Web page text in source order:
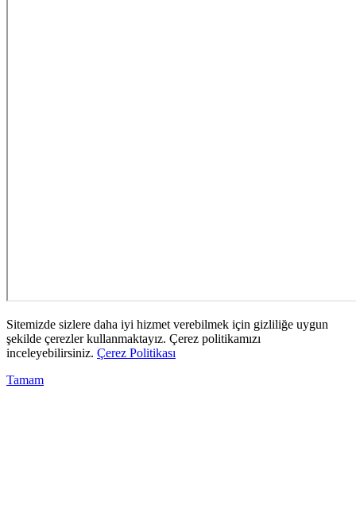
Sitemizde sizlere daha iyi hizmet verebilmek için gizliliğe uygun
şekilde çerezler kullanmaktayız. Çerez politikamızı
inceleyebilirsiniz. Çerez Politikası
Tamam